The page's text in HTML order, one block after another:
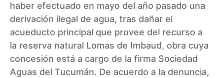
haber efectuado en mayo del año pasado una
derivación ilegal de agua, tras dañar el
acueducto principal que provee del recurso a
la reserva natural Lomas de Imbaud, obra cuya
concesión está a cargo de la firma Sociedad
Aguas del Tucumán. De acuerdo a la denuncia,